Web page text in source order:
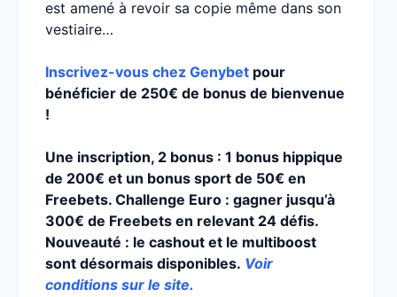
est amené à revoir sa copie même dans son
vestiaire…
Inscrivez-vous chez Genybet pour
bénéficier de 250€ de bonus de bienvenue
!
Une inscription, 2 bonus : 1 bonus hippique
de 200€ et un bonus sport de 50€ en
Freebets. Challenge Euro : gagner jusqu’à
300€ de Freebets en relevant 24 défis.
Nouveauté : le cashout et le multiboost
sont désormais disponibles. Voir
conditions sur le site.